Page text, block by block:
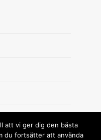
att vi ger dig den bästa
du fortsätter att använda